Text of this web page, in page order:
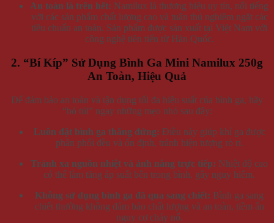
An toàn là trên hết: Namilux là thương hiệu uy tín, nổi tiếng
với các sản phẩm chất lượng cao và tuân thủ nghiêm ngặt các
tiêu chuẩn an toàn. Sản phẩm được sản xuất tại Việt Nam với
công nghệ tiên tiến từ Hàn Quốc.
2. “Bí Kíp” Sử Dụng Bình Ga Mini Namilux 250g
An Toàn, Hiệu Quả
Để đảm bảo an toàn và tận dụng tối đa hiệu suất của bình ga, hãy
“bỏ túi” ngay những mẹo nhỏ sau đây:
Luôn đặt bình ga thẳng đứng: Điều này giúp khí ga được
phân phối đều và ổn định, tránh hiện tượng rò rỉ.
Tránh xa nguồn nhiệt và ánh nắng trực tiếp: Nhiệt độ cao
có thể làm tăng áp suất bên trong bình, gây nguy hiểm.
Không sử dụng bình ga đã qua sang chiết: Bình ga sang
chiết thường không đảm bảo chất lượng và an toàn, tiềm ẩn
nguy cơ cháy nổ.